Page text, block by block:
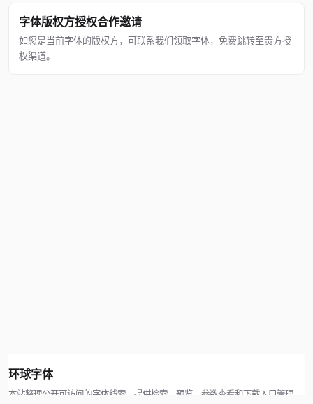
字体版权方授权合作邀请
如您是当前字体的版权方，可联系我们领取字体，免费跳转至贵方授
权渠道。
环球字体
本站整理公开可访问的字体线索，提供检索、预览、参数查看和下载入口管理。